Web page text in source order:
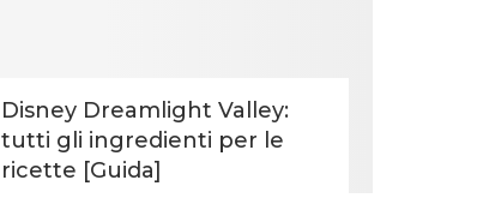
Disney Dreamlight Valley:
tutti gli ingredienti per le
ricette [Guida]